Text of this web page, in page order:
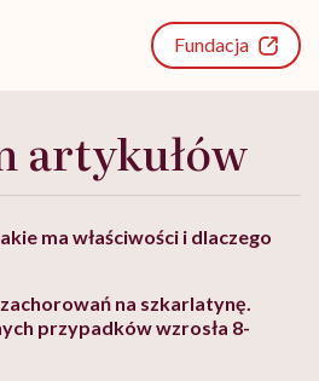
Fundacja
artykułów
ma właściwości i dlaczego
na szkarlatynę.
przypadków wzrosła 8-